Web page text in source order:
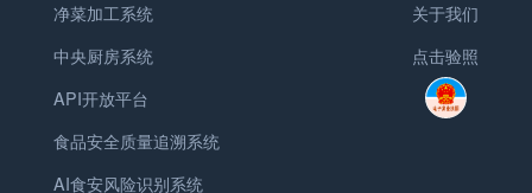
净菜加工系统
中央厨房系统
API开放平台
食品安全质量追溯系统
AI食安风险识别系统
关于我们
点击验照